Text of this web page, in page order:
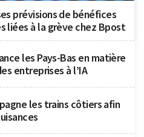
prévisions de bénéfices
liées à la grève chez Bpost
les Pays-Bas en matière
entreprises à l’IA
les trains côtiers afin